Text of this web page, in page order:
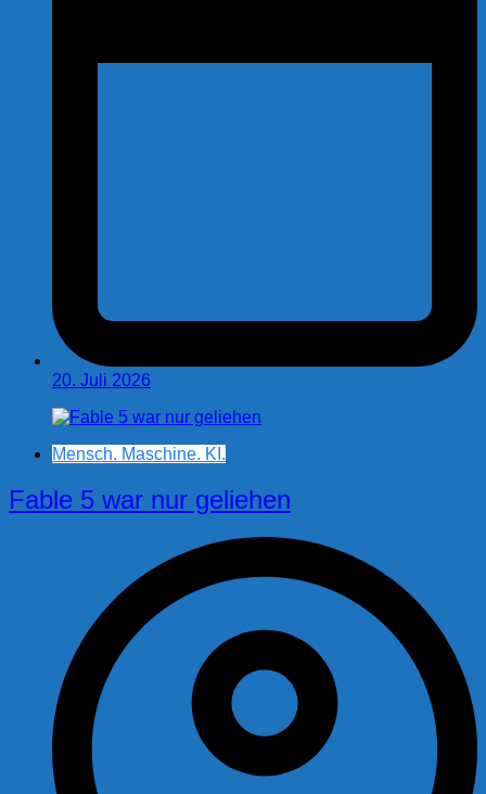
20. Juli 2026
Mensch. Maschine. KI.
Fable 5 war nur geliehen